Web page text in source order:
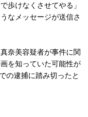
歩けなくさせてやる」
なメッセージが送信さ
奈美容疑者が事件に関
を知っていた可能性が
の逮捕に踏み切ったと